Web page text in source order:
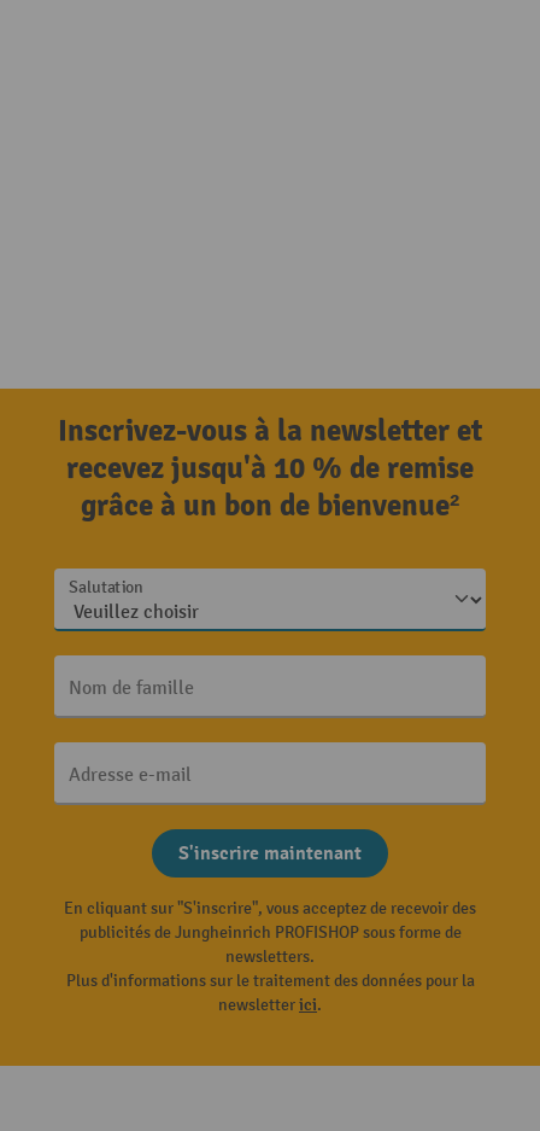
Inscrivez-vous à la newsletter et
recevez jusqu'à 10 % de remise
grâce à un bon de bienvenue²
Salutation
Nom de famille
Adresse e-mail
S'inscrire maintenant
En cliquant sur "S'inscrire", vous acceptez de recevoir des
publicités de Jungheinrich PROFISHOP sous forme de
newsletters.
Plus d'informations sur le traitement des données pour la
newsletterici.